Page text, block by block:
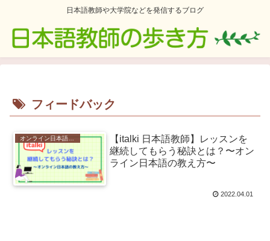
日本語教師や大学院などを発信するブログ
フィードバック
オンライン日本語教師
【italki 日本語教師】レッスンを
継続してもらう秘訣とは？〜オン
ライン日本語の教え方〜
2022.04.01